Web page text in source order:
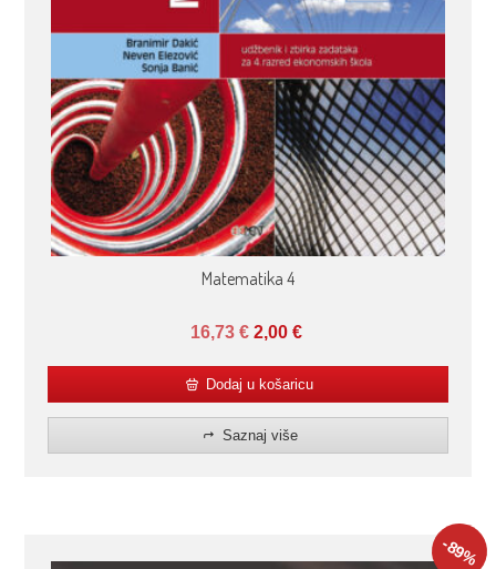
Matematika 4
16,73€ 2,00 €
Dodaj u košaricu
Saznaj više
-89%